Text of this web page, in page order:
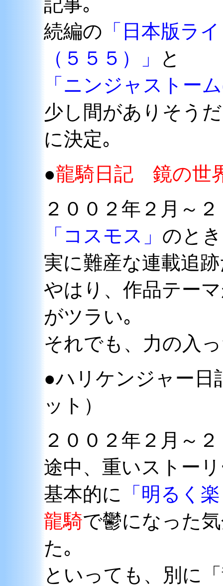
続編の 「日本版ラ
（５５５）」
と
「ニンジャストー
少し間がありそう
に決定｡
●龍騎日記 鏡の世
２００２年２月～
「コスモス」 のと
実に難産な連載追
やはり、作品テー
がツラい｡
それでも、力の入
●ハリケンジャー
ット）
２００２年２月～
途中、重いストー
基本的に 「明るく
龍騎で鬱になった
た｡
といっても、別に